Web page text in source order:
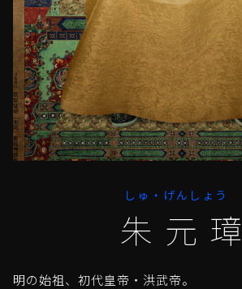
しゅ・げんしょう
朱元璋
明の始祖、初代皇帝・洪武帝。